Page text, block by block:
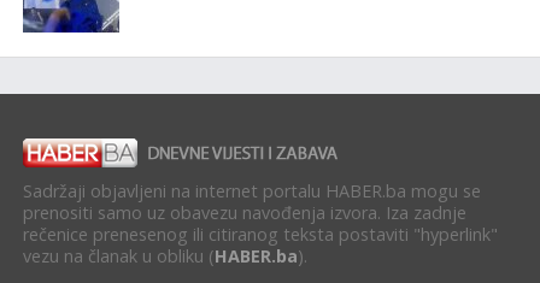
Sadržaji objavljeni na internet portalu HABER.ba mogu se
prenositi samo uz obavezu navođenja izvora. Iza zadnje
rečenice prenesenog ili citiranog teksta postaviti "hyperlink"
vezu na članak u obliku (HABER.ba).